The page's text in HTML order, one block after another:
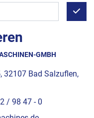
GMBH
32107 Bad Salzuflen,
/ 98 47 - 0